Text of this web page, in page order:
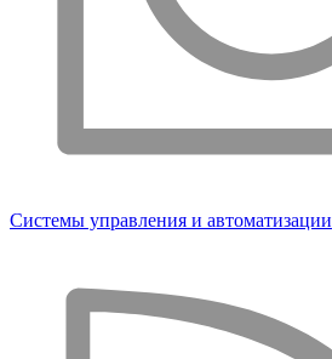
Системы управления и автоматизации